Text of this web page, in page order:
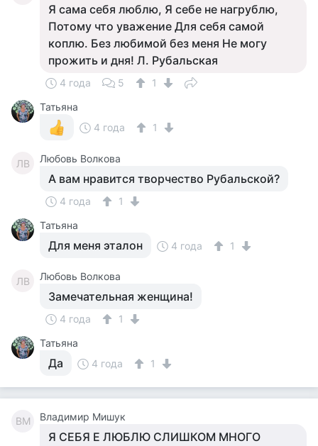
Я сама себя люблю, Я себе не нагрублю,
Потому что уважение Для себя самой
коплю. Без любимой без меня Не могу
прожить и дня! Л. Рубальская
4 года 5
1
Татьяна
4 года
1
ЛВ Любовь Волкова
А вам нравится творчество Рубальской?
4 года
1
Татьяна
Для меня эталон 4 года 1
ЛВ Любовь Волкова
Замечательная женщина!
4 года
1
Татьяна
Да 4 года 1
ВМ Владимир Мишук
Я СЕБЯ Е ЛЮБЛЮ СЛИШКОМ МНОГО